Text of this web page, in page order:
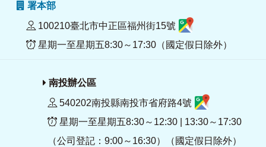
署本部
100210臺北市中正區福州街15號
星期一至星期五8:30～17:30（國定假日除外）
南投辦公區
540202南投縣南投市省府路4號
星期一至星期五8:30～12:30 | 13:30～17:30
（公司登記：9:00～16:30）（國定假日除外）